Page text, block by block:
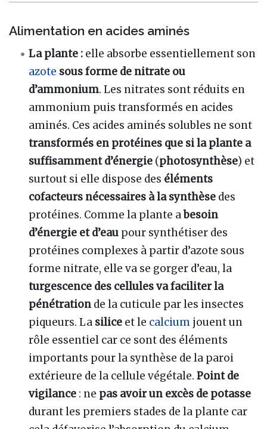
Alimentation en acides aminés
La plante : elle absorbe essentiellement son
azote sous forme de nitrate ou
d’ammonium. Les nitrates sont réduits en
ammonium puis transformés en acides
aminés. Ces acides aminés solubles ne sont
transformés en protéines que si la plante a
suffisamment d’énergie (photosynthèse) et
surtout si elle dispose des éléments
cofacteurs nécessaires à la synthèse des
protéines. Comme la plante abesoin
d’énergie et d’eau pour synthétiser des
protéines complexes à partir d’azote sous
forme nitrate, elle va se gorger d’eau, la
turgescence des cellules va faciliter la
pénétration de la cuticule par les insectes
piqueurs. La silice et le calcium jouent un
rôle essentiel car ce sont des éléments
importants pour la synthèse de la paroi
extérieure de la cellule végétale.Point de
vigilance : ne pas avoir un excès de potasse
durant les premiers stades de la plante car